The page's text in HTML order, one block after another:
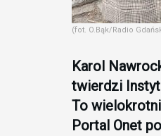
(fot. O.Bąk/Radio
Karol
twierdzi
To
Portal Onet